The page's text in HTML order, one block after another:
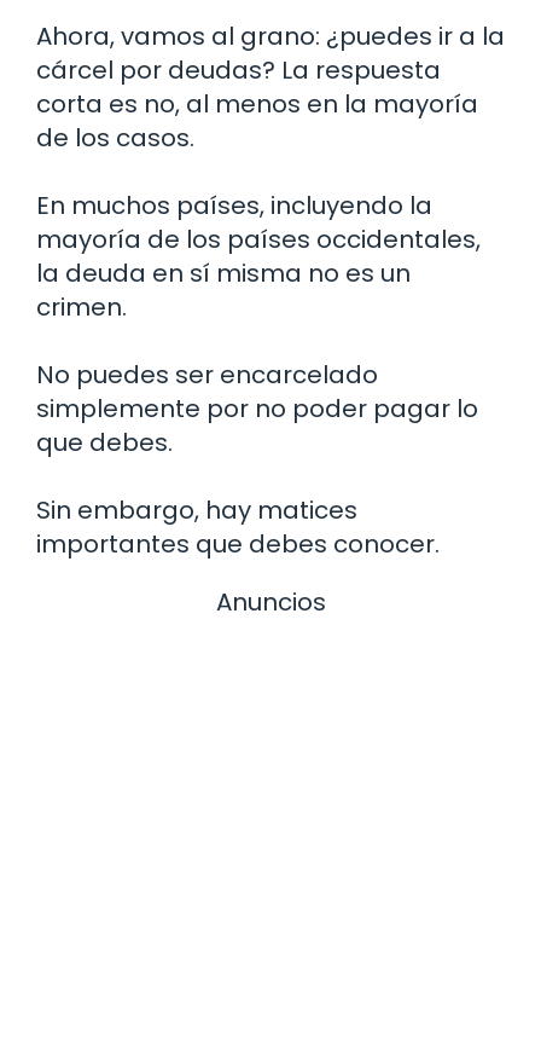
Ahora, vamos al grano: ¿puedes ir a la
cárcel por deudas? La respuesta
corta es no, al menos en la mayoría
de los casos.
En muchos países, incluyendo la
mayoría de los países occidentales,
la deuda en sí misma no es un
crimen.
No puedes ser encarcelado
simplemente por no poder pagar lo
que debes.
Sin embargo, hay matices
importantes que debes conocer.
Anuncios